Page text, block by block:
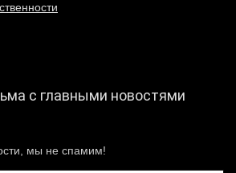
с главными новостями
мы не спамим!